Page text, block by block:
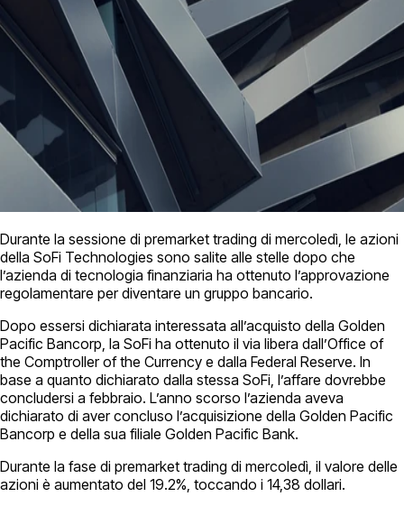
Durante la sessione di premarket trading di mercoledì, le azioni
della SoFi Technologies sono salite alle stelle dopo che
l’azienda di tecnologia finanziaria ha ottenuto l’approvazione
regolamentare per diventare un gruppo bancario.
Dopo essersi dichiarata interessata all’acquisto della Golden
Pacific Bancorp, la SoFi ha ottenuto il via libera dall’Office of
the Comptroller of the Currency e dalla Federal Reserve. In
base a quanto dichiarato dalla stessa SoFi, l’affare dovrebbe
concludersi a febbraio. L’anno scorso l’azienda aveva
dichiarato di aver concluso l’acquisizione della Golden Pacific
Bancorp e della sua filiale Golden Pacific Bank.
Durante la fase di premarket trading di mercoledì, il valore delle
azioni è aumentato del 19.2%, toccando i 14,38 dollari.